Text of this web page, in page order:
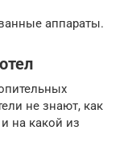
аппараты.
не знают, как
на какой из